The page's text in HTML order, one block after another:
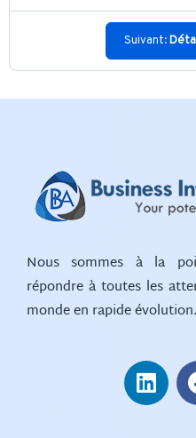
Suivant:
Nous sommes à la
répondre à toutes les
monde en rapide évolution.